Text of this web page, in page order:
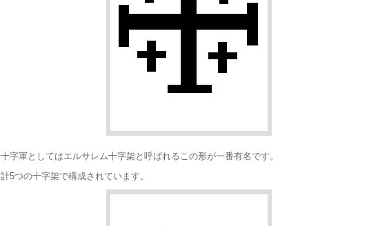
十字軍としてはエルサレム十字架と呼ばれるこの形が一番有名です。
計5つの十字架で構成されています。